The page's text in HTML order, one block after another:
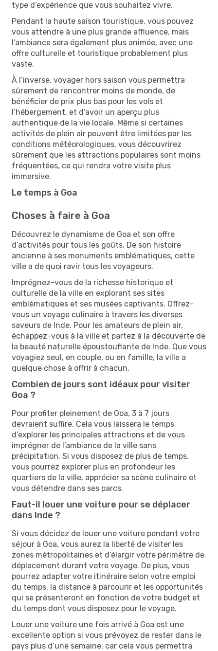
type d’expérience que vous souhaitez vivre.
Pendant la haute saison touristique, vous pouvez
vous attendre à une plus grande affluence, mais
l’ambiance sera également plus animée, avec une
offre culturelle et touristique probablement plus
vaste.
À l’inverse, voyager hors saison vous permettra
sûrement de rencontrer moins de monde, de
bénéficier de prix plus bas pour les vols et
l’hébergement, et d’avoir un aperçu plus
authentique de la vie locale. Même si certaines
activités de plein air peuvent être limitées par les
conditions météorologiques, vous découvrirez
sûrement que les attractions populaires sont moins
fréquentées, ce qui rendra votre visite plus
immersive.
Le temps à Goa
Choses à faire à Goa
Découvrez le dynamisme de Goa et son offre
d’activités pour tous les goûts. De son histoire
ancienne à ses monuments emblématiques, cette
ville a de quoi ravir tous les voyageurs.
Imprégnez-vous de la richesse historique et
culturelle de la ville en explorant ses sites
emblématiques et ses musées captivants. Offrez-
vous un voyage culinaire à travers les diverses
saveurs de Inde. Pour les amateurs de plein air,
échappez-vous à la ville et partez à la découverte de
la beauté naturelle époustouflante de Inde. Que vous
voyagiez seul, en couple, ou en famille, la ville a
quelque chose à offrir à chacun.
Combien de jours sont idéaux pour visiter
Goa ?
Pour profiter pleinement de Goa, 3 à 7 jours
devraient suffire. Cela vous laissera le temps
d’explorer les principales attractions et de vous
imprégner de l’ambiance de la ville sans
précipitation. Si vous disposez de plus de temps,
vous pourrez explorer plus en profondeur les
quartiers de la ville, apprécier sa scène culinaire et
vous détendre dans ses parcs.
Faut-il louer une voiture pour se déplacer
dans Inde ?
Si vous décidez de louer une voiture pendant votre
séjour à Goa, vous aurez la liberté de visiter les
zones métropolitaines et d’élargir votre périmètre de
déplacement durant votre voyage. De plus, vous
pourrez adapter votre itinéraire selon votre emploi
du temps, la distance à parcourir et les opportunités
qui se présenteront en fonction de votre budget et
du temps dont vous disposez pour le voyage.
Louer une voiture une fois arrivé à Goa est une
excellente option si vous prévoyez de rester dans le
pays plus d’une semaine, car cela vous permettra